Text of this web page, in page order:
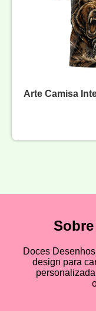
Arte Camisa
Doces
design para